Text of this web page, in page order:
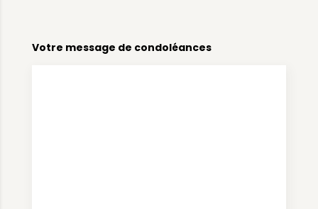
Votre message de condoléances